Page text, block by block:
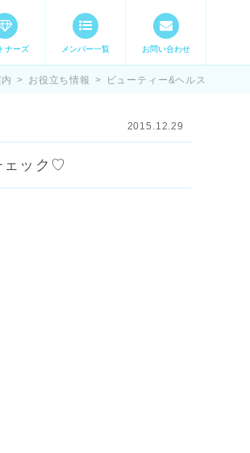
ステ スキル・
ナーズ メンバー一覧 お問い合わせ
> お役立ち情報 > ビューティー&ヘルス
2015.12.29
ェック♡